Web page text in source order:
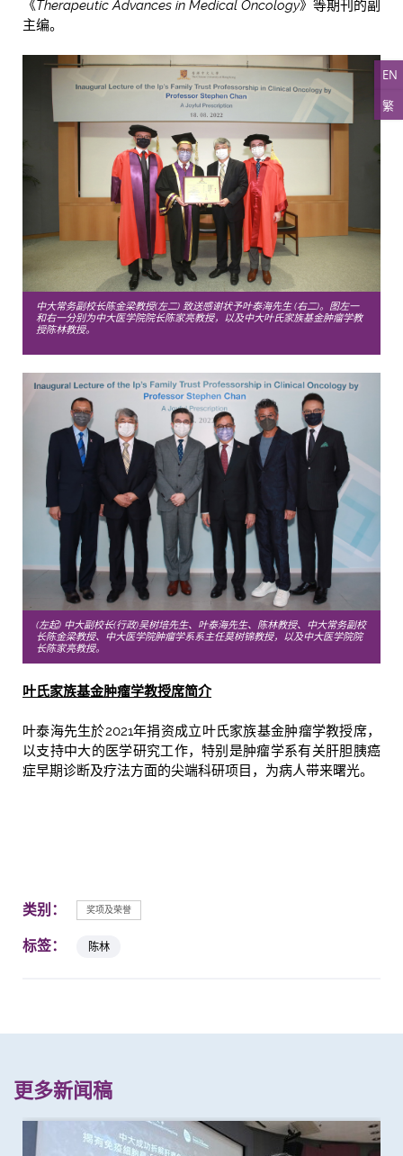
EN
繁
《Therapeutic Advances in Medical Oncology》等期刊的副
主编。
中大常务副校长陈金梁教授(左二) 致送感谢状予叶泰海先生 (右二)。图左一
和右一分别为中大医学院院长陈家亮教授，以及中大叶氏家族基金肿瘤学教
授陈林教授。
(左起) 中大副校长(行政)吴树培先生、叶泰海先生、陈林教授、中大常务副校
长陈金梁教授、中大医学院肿瘤学系系主任莫树锦教授，以及中大医学院院
长陈家亮教授。
叶氏家族基金肿瘤学教授席简介
叶泰海先生於2021年捐资成立叶氏家族基金肿瘤学教授席，
以支持中大的医学研究工作，特别是肿瘤学系有关肝胆胰癌
症早期诊断及疗法方面的尖端科研项目，为病人带来曙光。
类别： 奖项及荣誉
标签： 陈林
更多新闻稿